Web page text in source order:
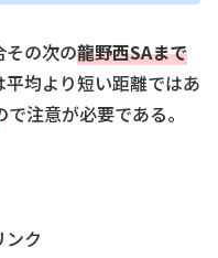
の次の龍野西SAまで
均より短い距離ではあ
で注意が必要である。
ンク